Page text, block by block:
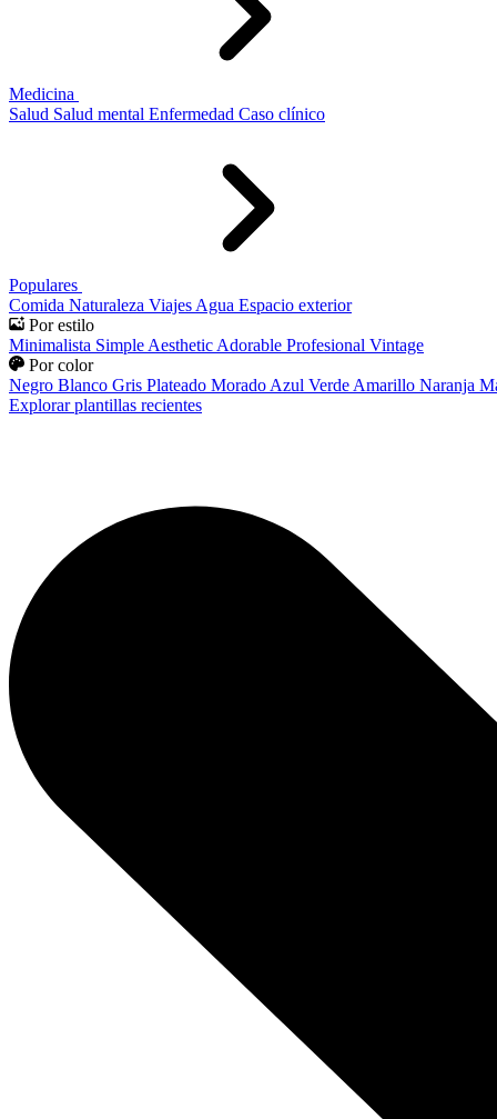
Medicina
Salud Salud mental Enfermedad Caso clínico
Populares
Comida Naturaleza Viajes Agua Espacio exterior
Por estilo
Minimalista Simple Aesthetic Adorable Profesional Vintage
Por color
Negro Blanco Gris Plateado Morado Azul Verde Amarillo Naranja
Explorar plantillas recientes